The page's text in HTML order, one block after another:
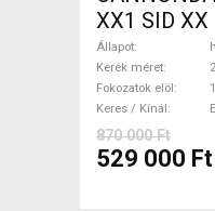
XX1 SID XX
EAGLE
teleszkópos
Állapot
Kerék méret
Fokozatok elöl
1
Keres / Kínál
870 000 Ft
529 000 Ft